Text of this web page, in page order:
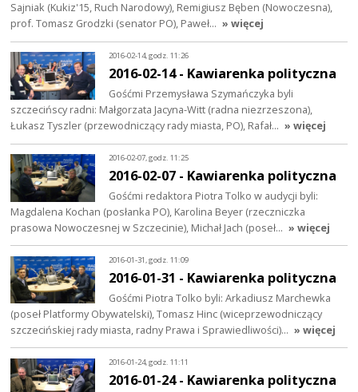
Sajniak (Kukiz'15, Ruch Narodowy), Remigiusz Bęben (Nowoczesna),
prof. Tomasz Grodzki (senator PO), Paweł… » więcej
2016-02-14, godz. 11:26
2016-02-14 - Kawiarenka polityczna
Gośćmi Przemysława Szymańczyka byli
szczecińscy radni: Małgorzata Jacyna-Witt (radna niezrzeszona),
Łukasz Tyszler (przewodniczący rady miasta, PO), Rafał… » więcej
2016-02-07, godz. 11:25
2016-02-07 - Kawiarenka polityczna
Gośćmi redaktora Piotra Tolko w audycji byli:
Magdalena Kochan (posłanka PO), Karolina Beyer (rzeczniczka
prasowa Nowoczesnej w Szczecinie), Michał Jach (poseł… » więcej
2016-01-31, godz. 11:09
2016-01-31 - Kawiarenka polityczna
Gośćmi Piotra Tolko byli: Arkadiusz Marchewka
(poseł Platformy Obywatelski), Tomasz Hinc (wiceprzewodniczący
szczecińskiej rady miasta, radny Prawa i Sprawiedliwości)… » więcej
2016-01-24, godz. 11:11
2016-01-24 - Kawiarenka polityczna